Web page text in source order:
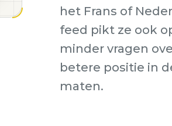
het Frans of
feed pikt ze ook
minder vragen
betere positie in
maten.